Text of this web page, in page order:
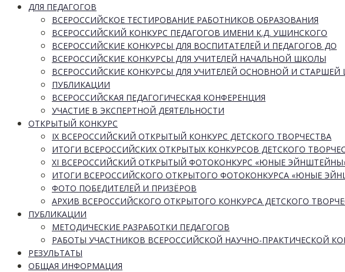
ДЛЯ ПЕДАГОГОВ
ВСЕРОССИЙСКОЕ ТЕСТИРОВАНИЕ РАБОТНИКОВ ОБРАЗОВАНИЯ
ВСЕРОССИЙСКИЙ КОНКУРС ПЕДАГОГОВ ИМЕНИ К.Д. УШИНСКОГО
ВСЕРОССИЙСКИЕ КОНКУРСЫ ДЛЯ ВОСПИТАТЕЛЕЙ И ПЕДАГОГОВ ДО
ВСЕРОССИЙСКИЕ КОНКУРСЫ ДЛЯ УЧИТЕЛЕЙ НАЧАЛЬНОЙ ШКОЛЫ
ВСЕРОССИЙСКИЕ КОНКУРСЫ ДЛЯ УЧИТЕЛЕЙ ОСНОВНОЙ И
ПУБЛИКАЦИИ
ВСЕРОССИЙСКАЯ ПЕДАГОГИЧЕСКАЯ КОНФЕРЕНЦИЯ
УЧАСТИЕ В ЭКСПЕРТНОЙ ДЕЯТЕЛЬНОСТИ
ОТКРЫТЫЙ КОНКУРС
IX ВСЕРОССИЙСКИЙ ОТКРЫТЫЙ КОНКУРС ДЕТСКОГО ТВОРЧЕСТВА
ИТОГИ ВСЕРОССИЙСКИХ ОТКРЫТЫХ КОНКУРСОВ ДЕТСКОГО
XI ВСЕРОССИЙСКИЙ ОТКРЫТЫЙ ФОТОКОНКУРС «ЮНЫЕ
ИТОГИ ВСЕРОССИЙСКОГО ОТКРЫТОГО ФОТОКОНКУРСА «ЮНЫЕ
ФОТО ПОБЕДИТЕЛЕЙ И ПРИЗЁРОВ
АРХИВ ВСЕРОССИЙСКОГО ОТКРЫТОГО КОНКУРСА ДЕТСКОГО
ПУБЛИКАЦИИ
МЕТОДИЧЕСКИЕ РАЗРАБОТКИ ПЕДАГОГОВ
РАБОТЫ УЧАСТНИКОВ ВСЕРОССИЙСКОЙ НАУЧНО-ПРАКТИЧЕСКОЙ
РЕЗУЛЬТАТЫ
ОБЩАЯ ИНФОРМАЦИЯ